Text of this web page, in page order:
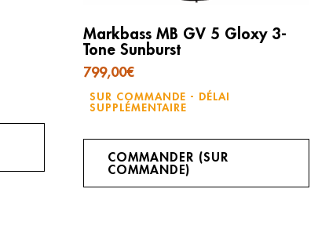
Markbass MB GV 5 Gloxy 3-
Tone Sunburst
799,00€
SUR COMMANDE - DÉLAI
SUPPLÉMENTAIRE
COMMANDER (SUR
COMMANDE)